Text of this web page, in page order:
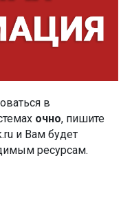
в
очно, пишите
и Вам будет
ресурсам.